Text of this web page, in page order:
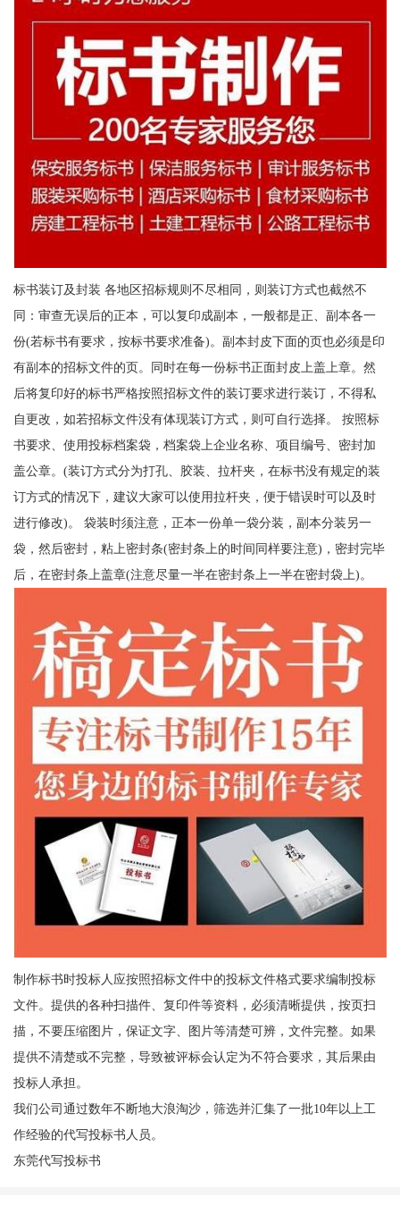
标书装订及封装 各地区招标规则不尽相同，则装订方式也截然不
同：审查无误后的正本，可以复印成副本，一般都是正、副本各一
份(若标书有要求，按标书要求准备)。副本封皮下面的页也必须是印
有副本的招标文件的页。同时在每一份标书正面封皮上盖上章。然
后将复印好的标书严格按照招标文件的装订要求进行装订，不得私
自更改，如若招标文件没有体现装订方式，则可自行选择。 按照标
书要求、使用投标档案袋，档案袋上企业名称、项目编号、密封加
盖公章。(装订方式分为打孔、胶装、拉杆夹，在标书没有规定的装
订方式的情况下，建议大家可以使用拉杆夹，便于错误时可以及时
进行修改)。 袋装时须注意，正本一份单一袋分装，副本分装另一
袋，然后密封，粘上密封条(密封条上的时间同样要注意)，密封完毕
后，在密封条上盖章(注意尽量一半在密封条上一半在密封袋上)。
制作标书时投标人应按照招标文件中的投标文件格式要求编制投标
文件。提供的各种扫描件、复印件等资料，必须清晰提供，按页扫
描，不要压缩图片，保证文字、图片等清楚可辨，文件完整。如果
提供不清楚或不完整，导致被评标会认定为不符合要求，其后果由
投标人承担。
我们公司通过数年不断地大浪淘沙，筛选并汇集了一批10年以上工
作经验的代写投标书人员。
东莞代写投标书